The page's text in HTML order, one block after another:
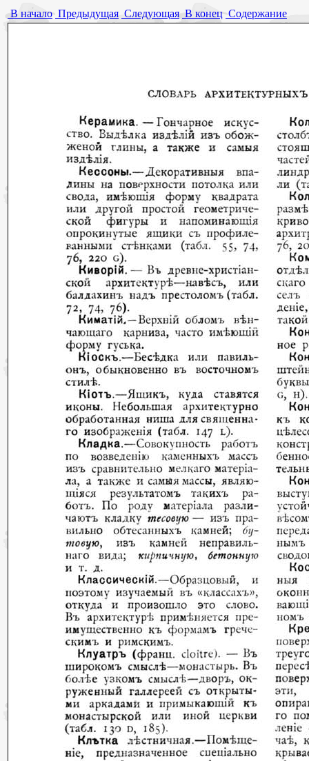
В начало Предыдущая Следующая В конец Содержание